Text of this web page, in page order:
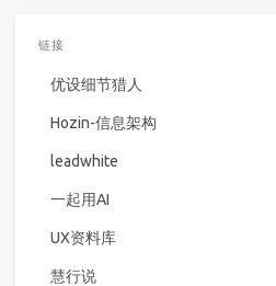
链接
优设细节猎人
Hozin-信息架构
leadwhite
一起用AI
UX资料库
慧行说